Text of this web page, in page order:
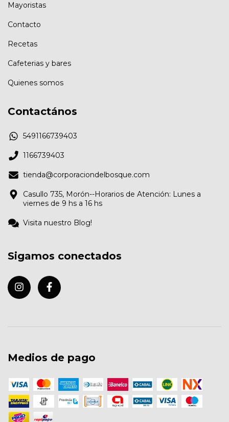
Mayoristas
Contacto
Recetas
Cafeterias y bares
Quienes somos
Contactános
5491166739403
1166739403
tienda@corporaciondelbosque.com
Casullo 735, Morón--Horarios de Atención: Lunes a
viernes de 9 hs a 16 hs
Visita nuestro Blog!
Sigamos conectados
Medios de pago